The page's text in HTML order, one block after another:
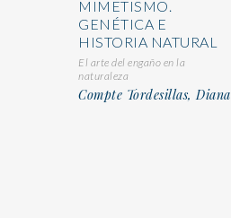
MIMETISMO.
GENÉTICA E
HISTORIA NATURAL
El arte del engaño en la
naturaleza
Compte Tordesillas, Diana